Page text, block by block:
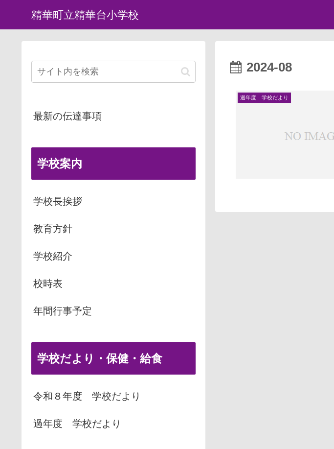
精華町立精華台小学校
2024-08
過年度 学校だより
最新の伝達事項
学校案内
学校長挨拶
教育方針
学校紹介
校時表
年間行事予定
学校だより・保健・給食
令和８年度 学校だより
過年度 学校だより